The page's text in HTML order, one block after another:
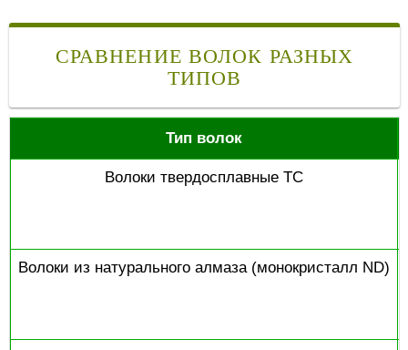
СРАВНЕНИЕ ВОЛОК РАЗНЫХ
ТИПОВ
Тип волок
Волоки твердосплавные TC
Волоки из натурального алмаза (монокристалл ND)